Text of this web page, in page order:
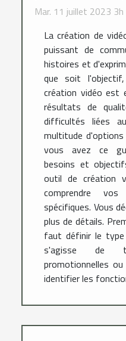
Mar. 11 juillet 2023 3h
La création de
puissant de
histoires et
que soit
création vidéo est
résultats de
difficultés liées
multitude d'options
vous avez ce
besoins et
outil de création
comprendre
spécifiques. Vous
plus de détails.
faut définir le type
s'agisse de
promotionnelles
identifier les